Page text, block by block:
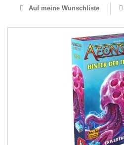
Auf meine Wunschliste